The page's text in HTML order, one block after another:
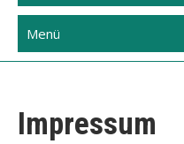
Menü
Impressum